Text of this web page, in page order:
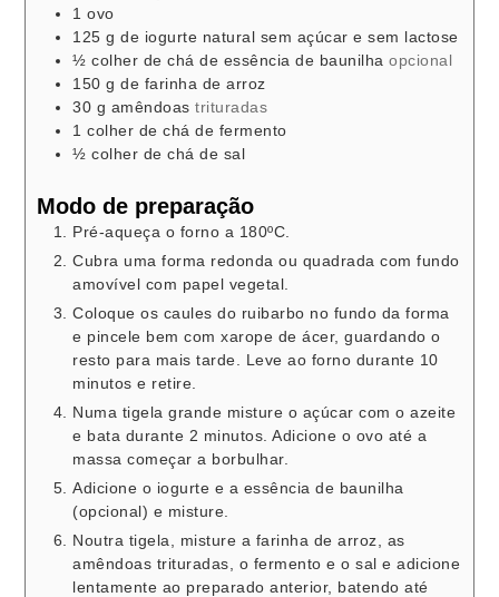
1 ovo
125 g de iogurte natural sem açúcar e sem lactose
½ colher de chá de essência de baunilha opcional
150 g de farinha de arroz
30 g amêndoas trituradas
1 colher de cháde fermento
½ colher de cháde sal
Modo de preparação
Pré-aqueça o forno a 180ºC.
Cubra uma forma redonda ou quadrada com fundo
amovível com papel vegetal.
Coloque os caules do ruibarbo no fundo da forma
e pincele bem com xarope de ácer, guardando o
resto para mais tarde. Leve ao forno durante 10
minutos e retire.
Numa tigela grande misture o açúcar com o azeite
e bata durante 2 minutos. Adicione o ovo até a
massa começar a borbulhar.
Adicione o iogurte e a essência de baunilha
(opcional) e misture.
Noutra tigela, misture a farinha de arroz, as
amêndoas trituradas, o fermento e o sal e adicione
lentamente ao preparado anterior, batendo até